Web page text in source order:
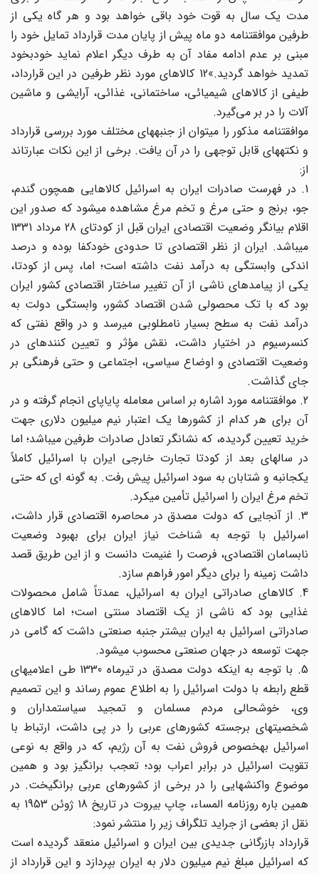
مدت یک سال به قوت خود باقی خواهد بود و هر گاه یکی از
طرفین موافقت‎نامه دو ماه پیش از پایان مدت قرارداد تمایل خود را
مبنی بر عدم ادامه مفاد آن به طرف دیگر اعلام نماید خودبخود
تمدید خواهد گردید.»12 کالاهای مورد نظر طرفین در این قرارداد،
طیفی از کالاهای شیمیائی، ساختمانی، غذائی، آرایشی و ماشین‌
‌آلات را در بر می‌گیرد.
موافقت‎نامه مذکور را می‎توان از جنبه‎های مختلف مورد بررسی قرارداد
و نکته‎های قابل توجهی را در آن یافت. برخی از این نکات عبارت‎اند
1. در فهرست صادرات ایران به اسرائیل کالاهایی همچون گندم،
جو، برنج و حتی مرغ و تخم مرغ مشاهده می‎شود که صدور این
اقلام بیانگر وضعیت اقتصادی ایران قبل از کودتای 28 مرداد 1331
می‎باشد. ایران از نظر اقتصادی تا حدودی خودکفا بوده و درصد
اندکی وابستگی به درآمد نفت داشته است؛ اما، پس از کودتا،
یکی از پیامدهای ناشی از آن تغییر ساختار اقتصادی کشور ایران
بود که با تک محصولی شدن اقتصاد کشور، وابستگی دولت به
درآمد نفت به سطح بسیار نامطلوبی می‎رسد و در واقع نفتی که
کنسرسیوم در اختیار داشت، نقش مؤثر و تعیین کننده‎ای در
وضعیت اقتصادی و اوضاع سیاسی، اجتماعی و حتی فرهنگی بر
جای گذاشت.
2. موافقت‎نامه مورد اشاره بر اساس معامله پایاپای انجام گرفته و در
آن برای هر کدام از کشورها یک اعتبار نیم میلیون دلاری جهت
خرید تعیین گردیده، که نشانگر تعادل صادرات طرفین می‎باشد؛ اما
در سالهای بعد از کودتا تجارت خارجی ایران با اسرائیل کاملاً
یکجانبه و شتابان به سود اسرائیل پیش رفت. به گونه ای که حتی
تخم مرغ ایران را اسرائیل تأمین می‎کرد.
3. از آنجایی که دولت مصدق در محاصره اقتصادی قرار داشت،
اسرائیل با توجه به شناخت نیاز ایران برای بهبود وضعیت
نابسامان اقتصادی، فرصت را غنیمت دانست و از این طریق قصد
داشت زمینه را برای دیگر امور فراهم سازد.
4. کالاهای صادراتی ایران به اسرائیل، عمدتاً شامل محصولات
غذایی بود که ناشی از یک اقتصاد سنتی است؛ اما کالاهای
صادراتی اسرائیل به ایران بیشتر جنبه صنعتی داشت که گامی در
جهت توسعه در جهان صنعتی محسوب می‎شود.
5. با توجه به اینکه دولت مصدق در تیرماه 1330 طی اعلامیه‎ای
قطع رابطه با دولت اسرائیل را به اطلاع عموم رساند و این تصمیم
وی، خوشحالی مردم مسلمان و تمجید سیاستمداران و
شخصیتهای برجسته کشورهای عربی را در پی داشت، ارتباط با
اسرائیل به‎خصوص فروش نفت به آن رژیم، که در واقع به نوعی
تقویت اسرائیل در برابر اعراب بود؛ تعجب برانگیز بود و همین
موضوع واکنشهایی را در برخی از کشورهای عربی برانگیخت. در
همین باره روزنامه المساء، چاپ بیروت در تاریخ 18 ژوئن 1953 به
نقل از بعضی از جراید تلگراف زیر را منتشر نمود:
قرارداد بازرگانی جدیدی بین ایران و اسرائیل منعقد گردیده است
که اسرائیل مبلغ نیم میلیون دلار به ایران بپردازد و این قرارداد از